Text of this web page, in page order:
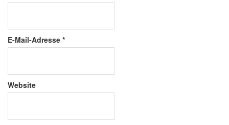
E-Mail-Adresse *
Website